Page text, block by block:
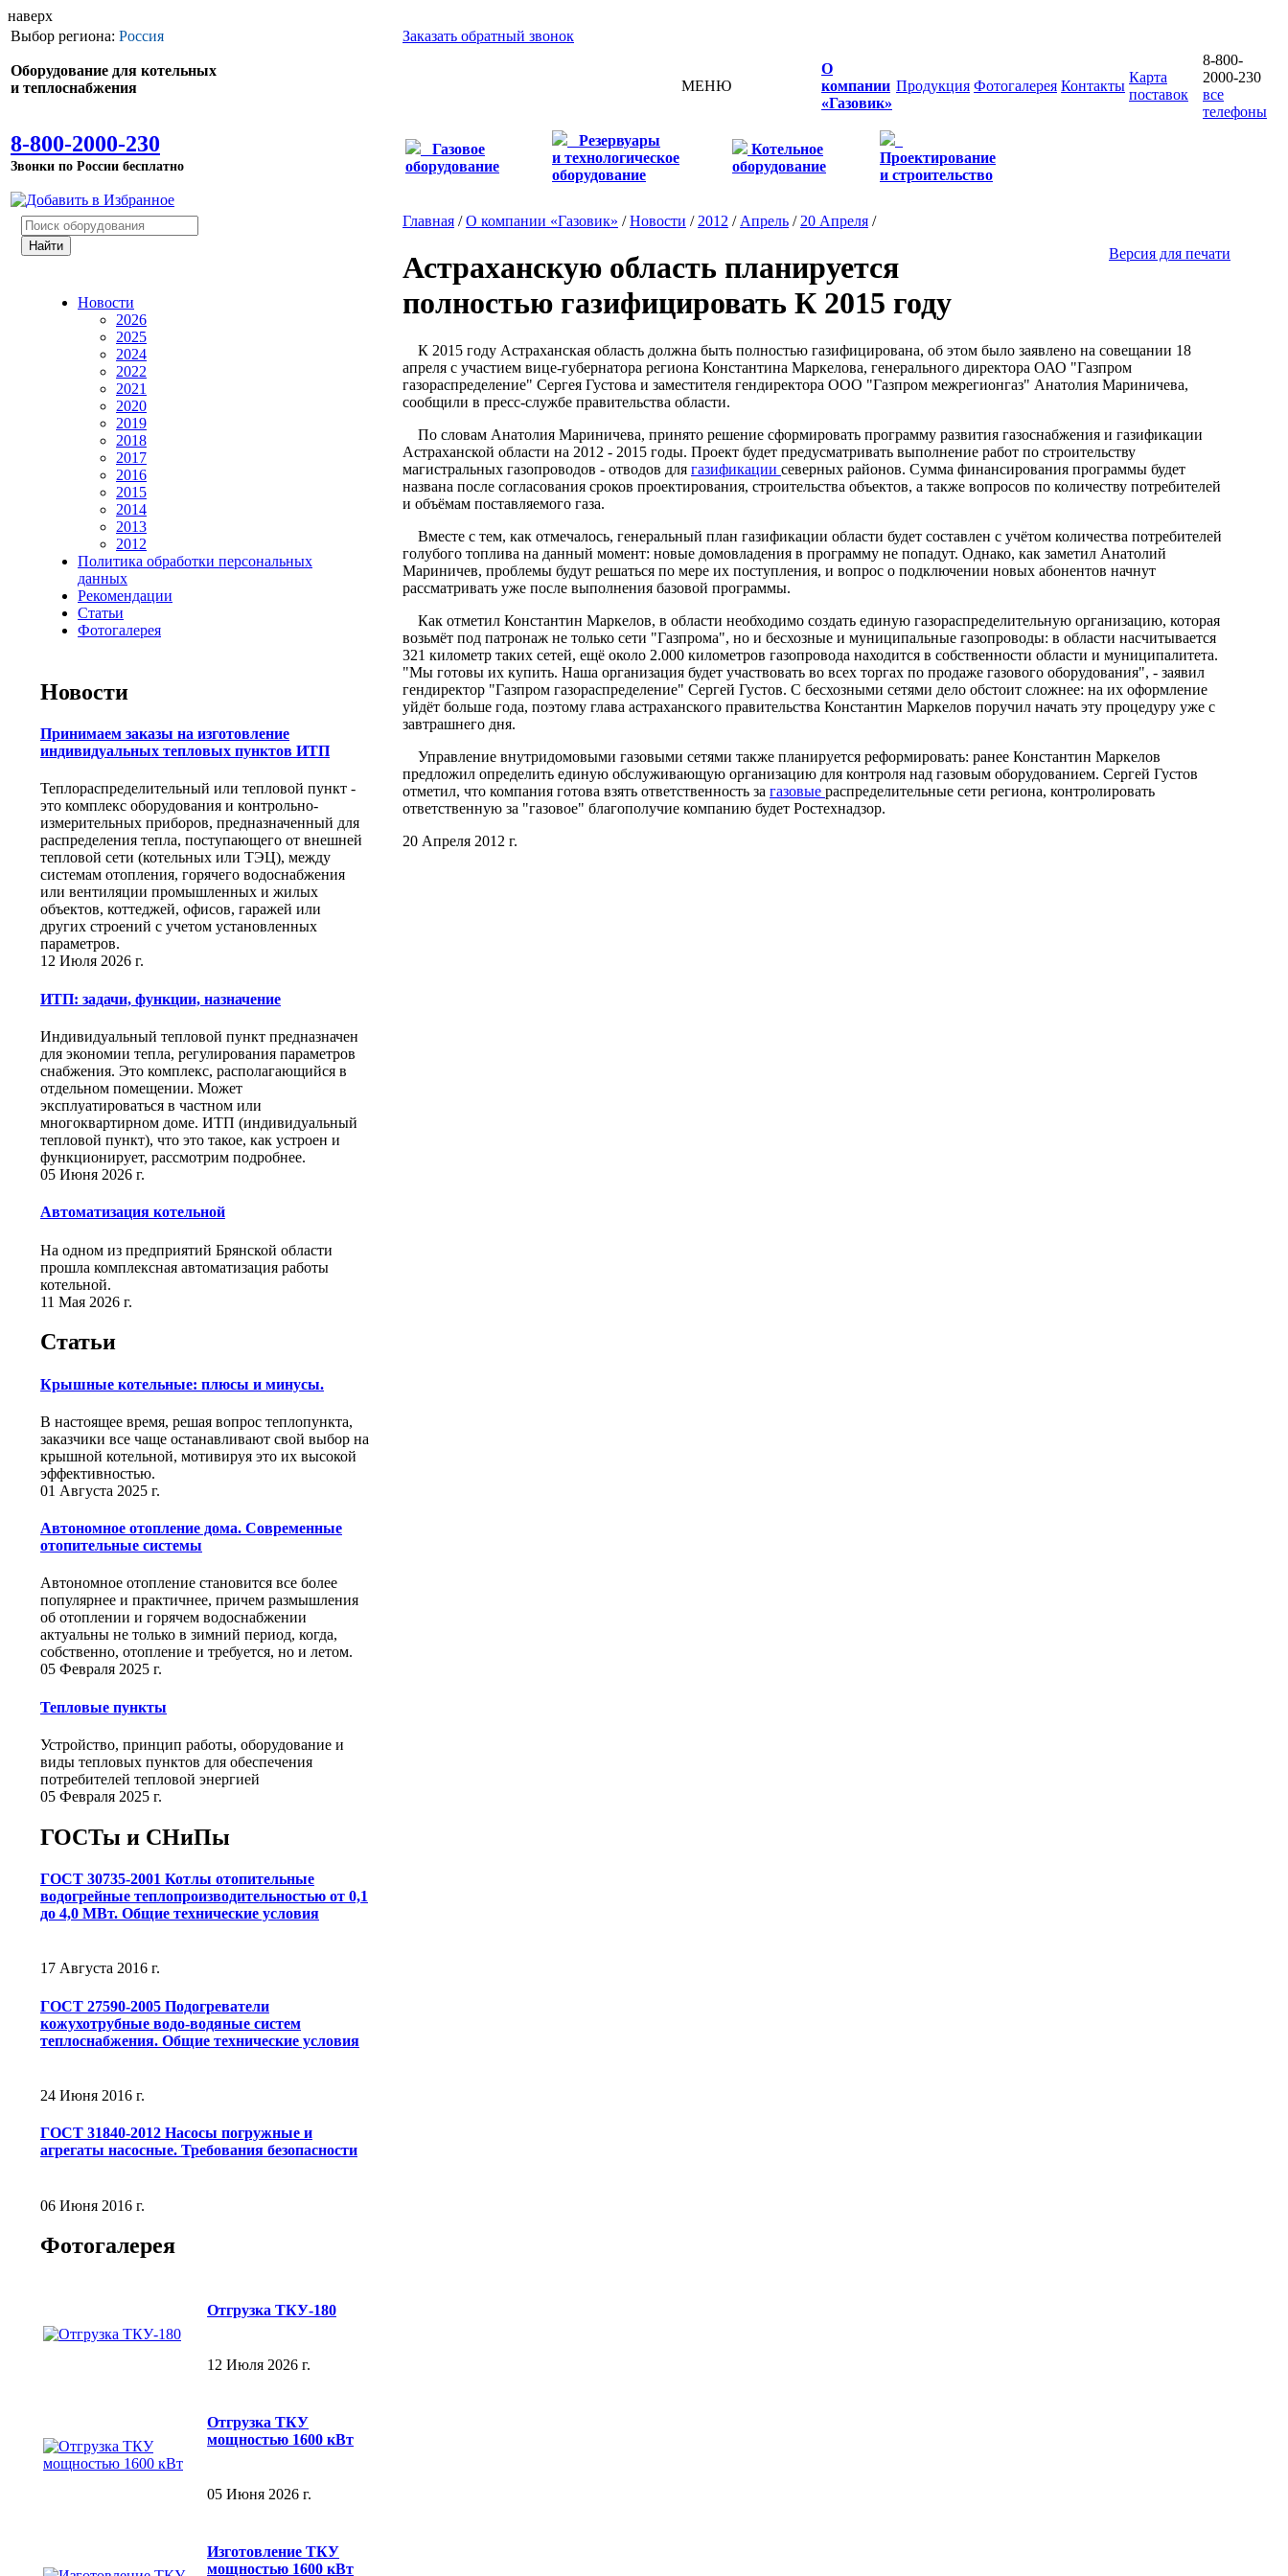
наверх
Выбор региона: Россия
Оборудование для котельных
и теплоснабжения
8-800-2000-230
Звонки по России бесплатно
Заказать обратный звонок
МЕНЮ
О
компании
«Газовик»
Продукция Фотогалерея Контакты
Карта
поставок
8-800-
2000-230
все
телефоны
Газовое
оборудование
Резервуары
и технологическое
оборудование
Котельное
оборудование
Проектирование
и строительство
Новости
2026
2025
2024
2022
2021
2020
2019
2018
2017
2016
2015
2014
2013
2012
Политика обработки персональных
данных
Рекомендации
Статьи
Фотогалерея
Новости
Принимаем заказы на изготовление
индивидуальных тепловых пунктов ИТП
Теплораспределительный или тепловой пункт -
это комплекс оборудования и контрольно-
измерительных приборов, предназначенный для
распределения тепла, поступающего от внешней
тепловой сети (котельных или ТЭЦ), между
системам отопления, горячего водоснабжения
или вентиляции промышленных и жилых
объектов, коттеджей, офисов, гаражей или
других строений с учетом установленных
параметров.
12 Июля 2026 г.
ИТП: задачи, функции, назначение
Индивидуальный тепловой пункт предназначен
для экономии тепла, регулирования параметров
снабжения. Это комплекс, располагающийся в
отдельном помещении. Может
эксплуатироваться в частном или
многоквартирном доме. ИТП (индивидуальный
тепловой пункт), что это такое, как устроен и
функционирует, рассмотрим подробнее.
05 Июня 2026 г.
Автоматизация котельной
На одном из предприятий Брянской области
прошла комплексная автоматизация работы
котельной.
11 Мая 2026 г.
Статьи
Крышные котельные: плюсы и минусы.
В настоящее время, решая вопрос теплопункта,
заказчики все чаще останавливают свой выбор на
крышной котельной, мотивируя это их высокой
эффективностью.
01 Августа 2025 г.
Автономное отопление дома. Современные
отопительные системы
Автономное отопление становится все более
популярнее и практичнее, причем размышления
об отоплении и горячем водоснабжении
актуальны не только в зимний период, когда,
собственно, отопление и требуется, но и летом.
05 Февраля 2025 г.
Тепловые пункты
Устройство, принцип работы, оборудование и
виды тепловых пунктов для обеспечения
потребителей тепловой энергией
05 Февраля 2025 г.
ГОСТы и СНиПы
ГОСТ 30735-2001 Котлы отопительные
водогрейные теплопроизводительностью от 0,1
до 4,0 МВт. Общие технические условия
17 Августа 2016 г.
ГОСТ 27590-2005 Подогреватели
кожухотрубные водо-водяные систем
теплоснабжения. Общие технические условия
24 Июня 2016 г.
ГОСТ 31840-2012 Насосы погружные и
агрегаты насосные. Требования безопасности
06 Июня 2016 г.
Фотогалерея
Отгрузка ТКУ-180
12 Июля 2026 г.
Отгрузка ТКУ
мощностью 1600 кВт
05 Июня 2026 г.
Изготовление ТКУ
мощностью 1600 кВт
Главная /О компании «Газовик» /Новости / 2012 / Апрель / 20 Апреля /
Версия для печати
Астраханскую область планируется
полностью газифицировать К 2015 году
К 2015 году Астраханская область должна быть полностью газифицирована, об этом было заявлено на совещании 18
апреля с участием вице-губернатора региона Константина Маркелова, генерального директора ОАО "Газпром
газораспределение" Сергея Густова и заместителя гендиректора ООО "Газпром межрегионгаз" Анатолия Мариничева,
сообщили в пресс-службе правительства области.
По словам Анатолия Мариничева, принято решение сформировать программу развития газоснабжения и газификации
Астраханской области на 2012 - 2015 годы. Проект будет предусматривать выполнение работ по строительству
магистральных газопроводов - отводов для газификации северных районов. Сумма финансирования программы будет
названа после согласования сроков проектирования, строительства объектов, а также вопросов по количеству потребителей
и объёмам поставляемого газа.
Вместе с тем, как отмечалось, генеральный план газификации области будет составлен с учётом количества потребителей
голубого топлива на данный момент: новые домовладения в программу не попадут. Однако, как заметил Анатолий
Мариничев, проблемы будут решаться по мере их поступления, и вопрос о подключении новых абонентов начнут
рассматривать уже после выполнения базовой программы.
Как отметил Константин Маркелов, в области необходимо создать единую газораспределительную организацию, которая
возьмёт под патронаж не только сети "Газпрома", но и бесхозные и муниципальные газопроводы: в области насчитывается
321 километр таких сетей, ещё около 2.000 километров газопровода находится в собственности области и муниципалитета.
"Мы готовы их купить. Наша организация будет участвовать во всех торгах по продаже газового оборудования", - заявил
гендиректор "Газпром газораспределение" Сергей Густов. С бесхозными сетями дело обстоит сложнее: на их оформление
уйдёт больше года, поэтому глава астраханского правительства Константин Маркелов поручил начать эту процедуру уже с
завтрашнего дня.
Управление внутридомовыми газовыми сетями также планируется реформировать: ранее Константин Маркелов
предложил определить единую обслуживающую организацию для контроля над газовым оборудованием. Сергей Густов
отметил, что компания готова взять ответственность за газовые распределительные сети региона, контролировать
ответственную за "газовое" благополучие компанию будет Ростехнадзор.
20 Апреля 2012 г.